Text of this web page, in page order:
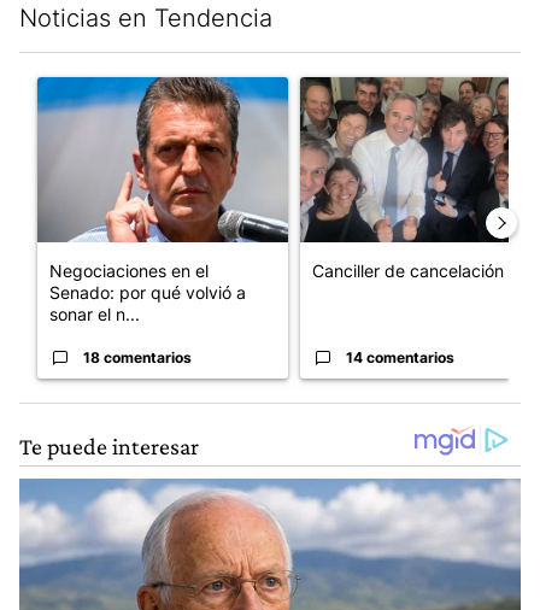
Noticias en Tendencia
Un artículo de tendencia con el título "Negociaciones en el
Negociaciones en el
Senado: por qué volvió a
sonar el n...
18 comentarios
Un artículo de tendencia con
Canciller de cancelación
14 comentarios